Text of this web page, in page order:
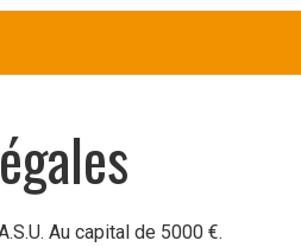
Au capital de 5000 €.